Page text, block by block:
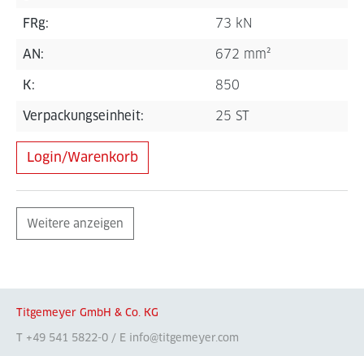
FRg: 73 kN
AN: 672 mm²
K: 850
Verpackungseinheit: 25 ST
Login/Warenkorb
Weitere anzeigen
Titgemeyer GmbH & Co. KG
T +49 541 5822-0 / E info@titgemeyer.com